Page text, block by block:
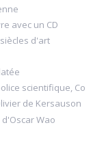
avec un CD
d'art
scientifique, Co
de Kersauson
Wao